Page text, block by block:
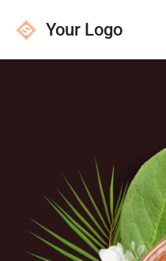
Your Logo